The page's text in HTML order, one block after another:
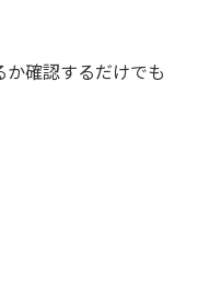
確認するだけでも